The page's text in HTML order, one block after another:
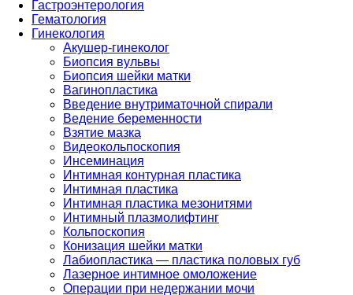
Гастроэнтерология
Гематология
Гинекология
Акушер-гинеколог
Биопсия вульвы
Биопсия шейки матки
Вагинопластика
Введение внутриматочной спирали
Ведение беременности
Взятие мазка
Видеокольпоскопия
Инсеминация
Интимная контурная пластика
Интимная пластика
Интимная пластика мезонитями
Интимный плазмолифтинг
Кольпоскопия
Конизация шейки матки
Лабиопластика — пластика половых губ
Лазерное интимное омоложение
Операции при недержании мочи